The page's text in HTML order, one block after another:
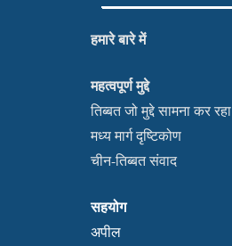
हमारे बारे में
महत्वपूर्ण मुद्दे
तिब्बत जो मुद्दे सामना कर रहा
मध्य मार्ग दृष्टिकोण
चीन-तिब्बत संवाद
सहयोग
अपील